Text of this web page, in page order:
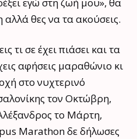
θες να τα ακούσεις.
τι σε έχει πιάσει και τα
αφήσεις μαραθώνιο κι
στο νυχτερινό
τον Οκτώβρη,
το Μάρτη,
Marathon δε δήλωσες